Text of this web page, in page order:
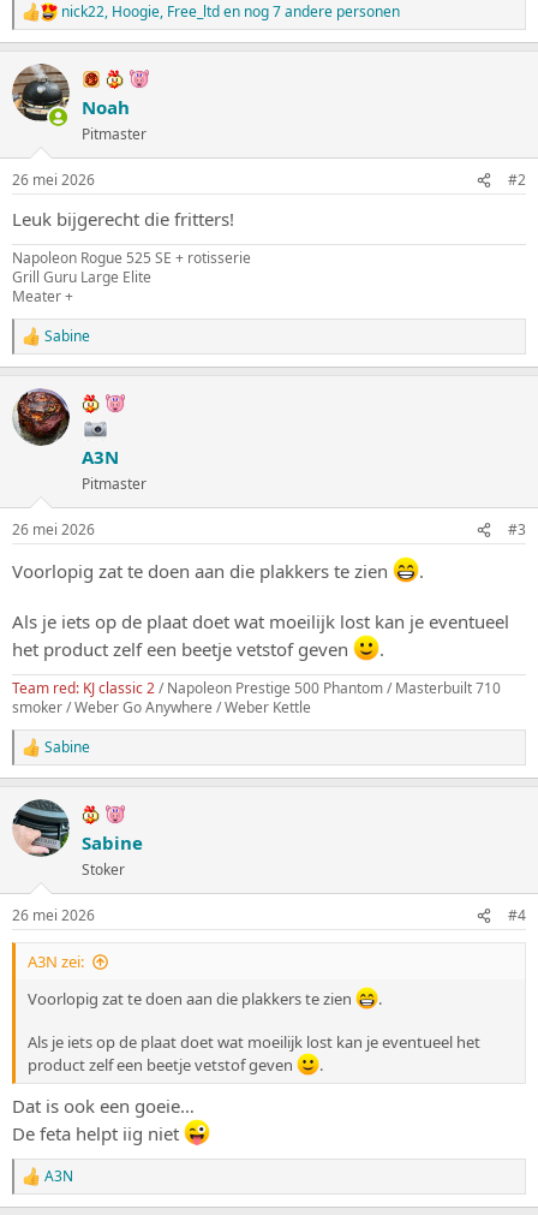
W
a
r
d
e
i
n
g
e
n
:
nick22, Hoogie, Free_ltden nog 7 andere personen
Noah
Pitmaster
26 mei 2026 #2
Leuk bijgerecht die fritters!
Napoleon Rogue 525 SE + rotisserie
Grill Guru Large Elite
Meater +
W
a
r
d
e
e
:
Sabine
A3N
Pitmaster
26 mei 2026 #3
Voorlopig zat te doen aan die plakkers te zien .
Als je iets op de plaat doet wat moeilijk lost kan je eventueel
het product zelf een beetje vetstof geven
.
Team red: KJ classic 2/ Napoleon Prestige 500 Phantom / Masterbuilt 710
smoker / Weber Go Anywhere / Weber Kettle
W
a
r
d
e
i
n
g
e
n
Sabine
Sabine
Stoker
26 mei 2026 #4
A3N zei:
Voorlopig zat te doen aan die plakkers te zien
.
Als je iets op de plaat doet wat moeilijk lost kan je eventueel het
product zelf een beetje vetstof geven
.
Dat is ook een goeie…
De feta helpt iig niet
W
a
A3N